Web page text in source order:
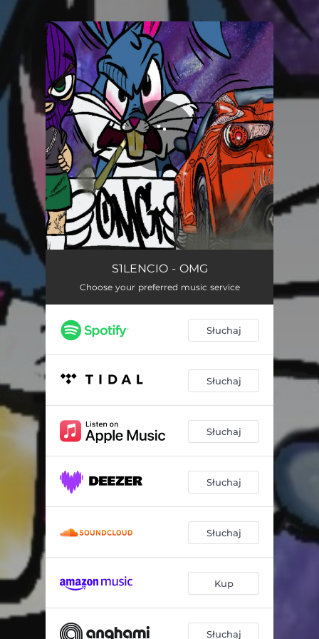
You're all set!
S1LENCIO - OMG
Choose your preferred music service
Słuchaj
Słuchaj
Słuchaj
Słuchaj
Słuchaj
Kup
Słuchaj